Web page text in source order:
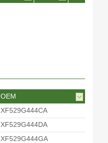
OEM
XF529G444CA
XF529G444DA
XF529G444GA